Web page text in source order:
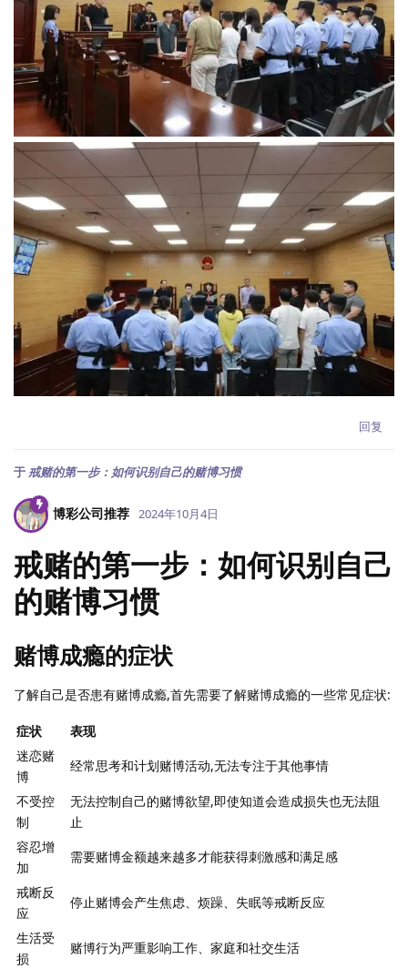
回复
于 戒赌的第一步：如何识别自己的赌博习惯
博彩公司推荐 2024年10月4日
戒赌的第一步：如何识别自己
的赌博习惯
赌博成瘾的症状
了解自己是否患有赌博成瘾,首先需要了解赌博成瘾的一些常见症状:
症状
表现
迷恋赌
博
经常思考和计划赌博活动,无法专注于其他事情
不受控
制
无法控制自己的赌博欲望,即使知道会造成损失也无法阻
止
容忍增
加
需要赌博金额越来越多才能获得刺激感和满足感
戒断反
应
停止赌博会产生焦虑、烦躁、失眠等戒断反应
生活受
损
赌博行为严重影响工作、家庭和社交生活